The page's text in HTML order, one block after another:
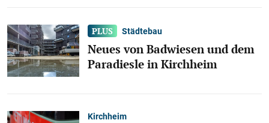
Städtebau
Neues von Badwiesen und dem
Paradiesle in Kirchheim
Kirchheim